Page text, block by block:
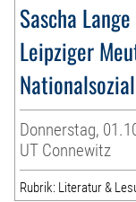
Sascha
Leipziger
Donnerstag,
UT Connewitz
Rubrik: Literatur &